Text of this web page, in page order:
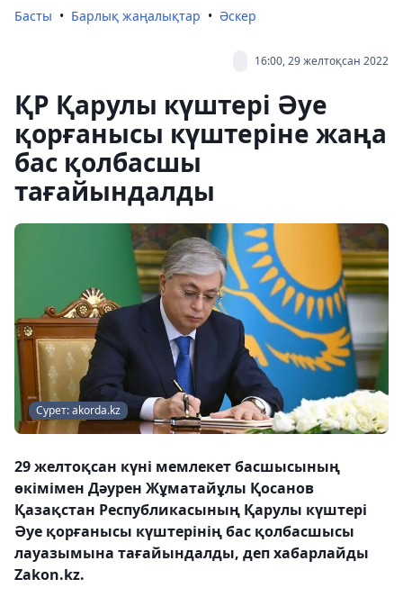
Басты Барлық жаңалықтар Әскер
16:00, 29 желтоқсан 2022
ҚР Қарулы күштері Әуе
қорғанысы күштеріне жаңа
бас қолбасшы
тағайындалды
Сурет: akorda.kz
29 желтоқсан күні мемлекет басшысының
өкімімен Дәурен Жұматайұлы Қосанов
Қазақстан Республикасының Қарулы күштері
Әуе қорғанысы күштерінің бас қолбасшысы
лауазымына тағайындалды, деп хабарлайды
Zakon.kz.